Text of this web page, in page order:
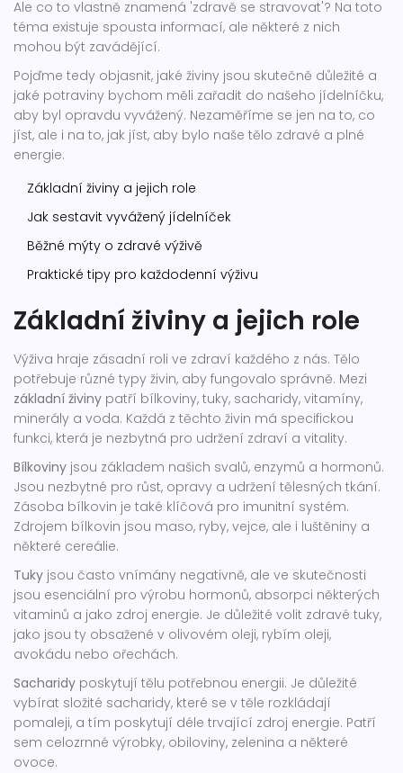
Ale co to vlastně znamená 'zdravě se stravovat'? Na toto
téma existuje spousta informací, ale některé z nich
mohou být zavádějící.
Pojďme tedy objasnit, jaké živiny jsou skutečně důležité a
jaké potraviny bychom měli zařadit do našeho jídelníčku,
aby byl opravdu vyvážený. Nezaměříme se jen na to, co
jíst, ale i na to, jak jíst, aby bylo naše tělo zdravé a plné
energie.
Základní živiny a jejich role
Jak sestavit vyvážený jídelníček
Běžné mýty o zdravé výživě
Praktické tipy pro každodenní výživu
Základní živiny a jejich role
Výživa hraje zásadní roli ve zdraví každého z nás. Tělo
potřebuje různé typy živin, aby fungovalo správně. Mezi
základní živiny patří bílkoviny, tuky, sacharidy, vitamíny,
minerály a voda. Každá z těchto živin má specifickou
funkci, která je nezbytná pro udržení zdraví a vitality.
Bílkoviny jsou základem našich svalů, enzymů a hormonů.
Jsou nezbytné pro růst, opravy a udržení tělesných tkání.
Zásoba bílkovin je také klíčová pro imunitní systém.
Zdrojem bílkovin jsou maso, ryby, vejce, ale i luštěniny a
některé cereálie.
Tuky jsou často vnímány negativně, ale ve skutečnosti
jsou esenciální pro výrobu hormonů, absorpci některých
vitaminů a jako zdroj energie. Je důležité volit zdravé tuky,
jako jsou ty obsažené v olivovém oleji, rybím oleji,
avokádu nebo ořechách.
Sacharidy poskytují tělu potřebnou energii. Je důležité
vybírat složité sacharidy, které se v těle rozkládají
pomaleji, a tím poskytují déle trvající zdroj energie. Patří
sem celozrnné výrobky, obiloviny, zelenina a některé
ovoce.